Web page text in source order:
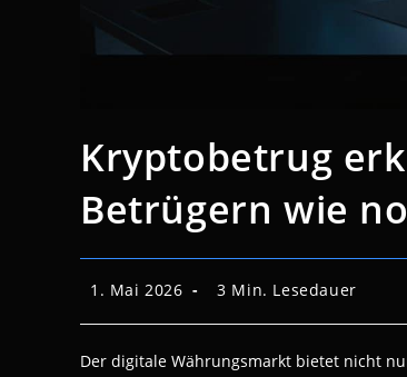
Kryptobetrug
Betrügern wie
Beitrag
1. Mai 2026 Lesedauer:
3 Min. Lesedauer
Der digitale Währungsmarkt bietet nicht